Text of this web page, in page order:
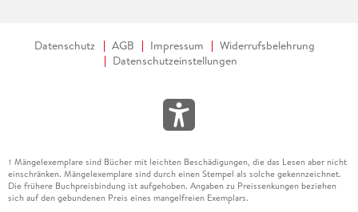
Datenschutz AGB Impressum
Widerrufsbelehrung
Datenschutzeinstellungen
1 Mängelexemplare sind Bücher mit leichten Beschädigungen, die das Lesen aber nicht
einschränken. Mängelexemplare sind durch einen Stempel als solche gekennzeichnet.
Die frühere Buchpreisbindung ist aufgehoben. Angaben zu Preissenkungen beziehen
sich auf den gebundenen Preis eines mangelfreien Exemplars.